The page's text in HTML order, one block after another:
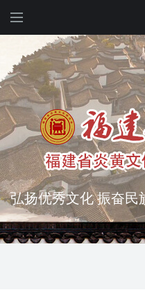
弘扬优秀文化 振奋民
瑰宝 宣传中华精英
突出海西特色 报道台